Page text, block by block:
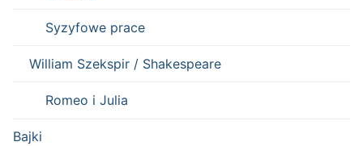
Syzyfowe prace
William Szekspir / Shakespeare
Romeo i Julia
Bajki